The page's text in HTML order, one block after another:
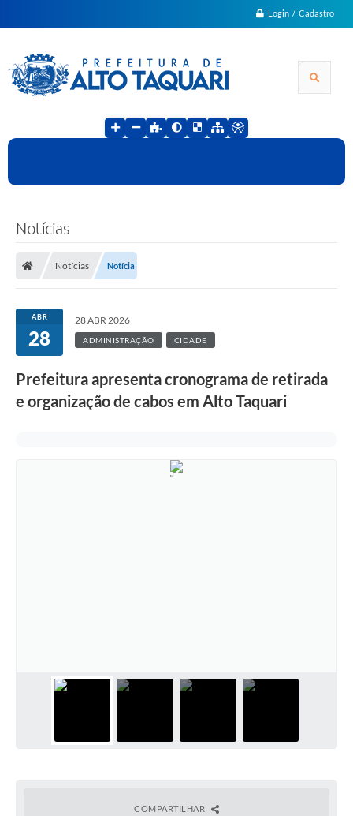
Login / Cadastro
Notícias
Notícias Notícia
ABR
28
28 ABR 2026
ADMINISTRAÇÃO CIDADE
Prefeitura apresenta cronograma de retirada
e organização de cabos em Alto Taquari
COMPARTILHAR